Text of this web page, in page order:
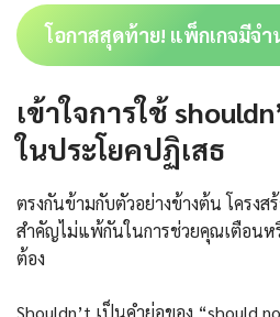
โอกาสสุดท้าย! แพ็กเกจมีจ
เข้าใจการใช้
ในประโยคปฏิเสธ
ตรงกันข้ามกับตัวอย่างข้างต้น โครง
สำคัญไม่แพ้กันในการช่วยคุณเตือนห
ต้อง
Shouldn’t เป็นคำย่อของ “should